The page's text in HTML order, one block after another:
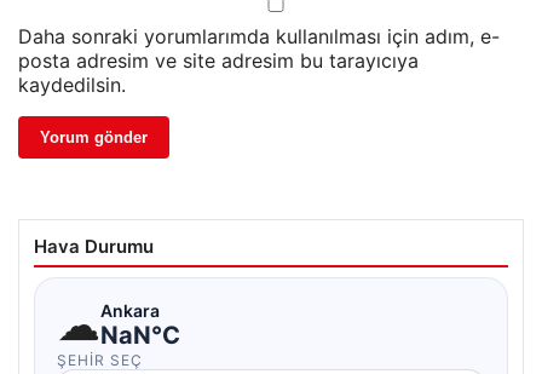
Daha sonraki yorumlarımda kullanılması için adım, e-
posta adresim ve site adresim bu tarayıcıya
kaydedilsin.
Hava Durumu
☁Ankara
NaN°C
ŞEHIR SEÇ